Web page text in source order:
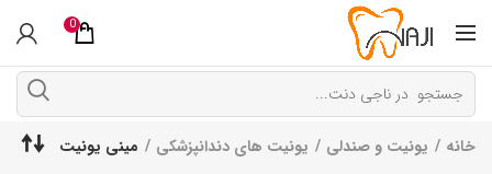
0
خانه یونیت و صندلی یونیت های دندانپزشکی مینی یونیت